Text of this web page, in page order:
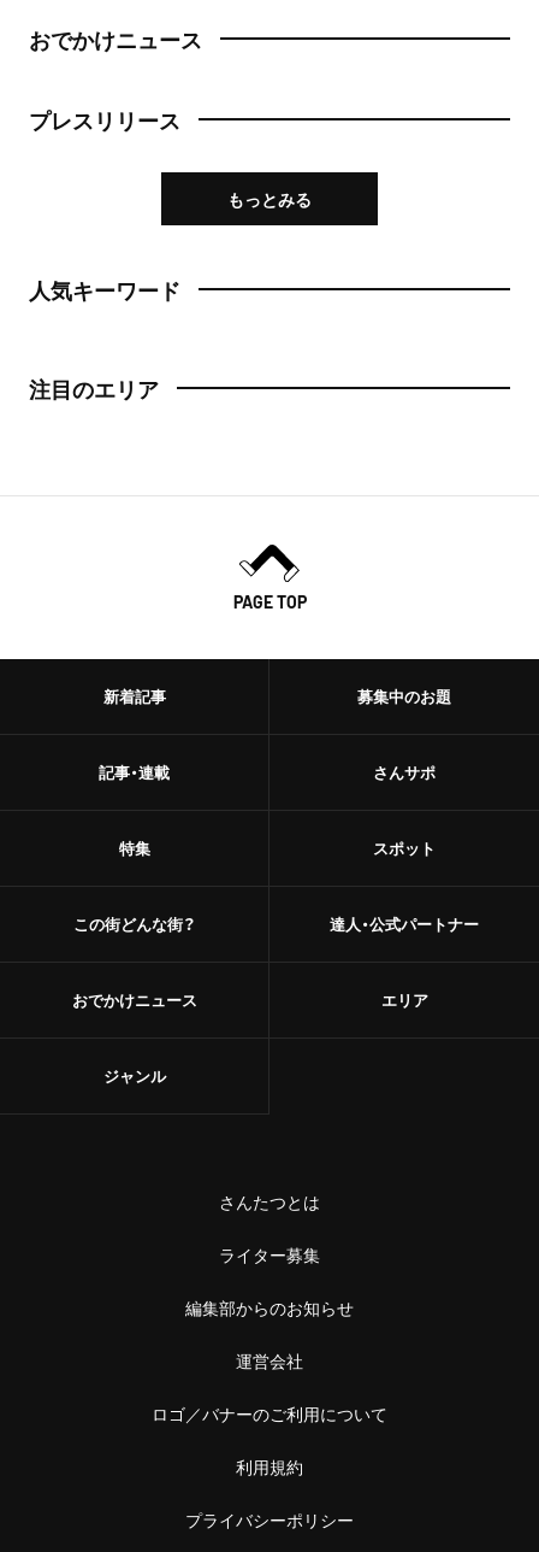
おでかけニュース
プレスリリース
もっとみる
人気キーワード
注目のエリア
PAGE TOP
新着記事
記事・連載
特集
この街どんな街？
おでかけニュース
募集中のお題
さんサポ
スポット
達人・公式パートナー
エリア
ジャンル
さんたつとは
ライター募集
編集部からのお知らせ
運営会社
ロゴ／バナーのご利用について
利用規約
プライバシーポリシー